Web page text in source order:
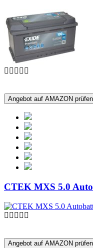
Angebot auf AMAZON prüfen
CTEK MXS 5.0
Angebot auf AMAZON prüfen